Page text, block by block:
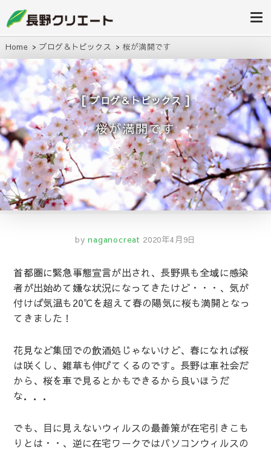
長野クリエ
ート
せください！
Home ブログ＆トピックス 桜が満開です
ブログ＆トピックス
桜が満開です
by naganocreat 2020年4月9日
首都圏に緊急事態宣言が出され、長野県も全域に感染
者が出始めて嫌な状況になってきたけど・・・、気が
付けば気温も20℃を超えて春の陽気に桜も満開となっ
てきました！
花見など集団での飲酒処じゃないけど、春になれば桜
は咲くし、雑草も伸びてくるのです。長野は車社会だ
から、桜を車で見るとかもできるから良いほうだ
な．．．
でも、目に見えないウィルスの最善策が在宅引きこも
りとは・・、逆に在宅ワークではパソコンウィルスの